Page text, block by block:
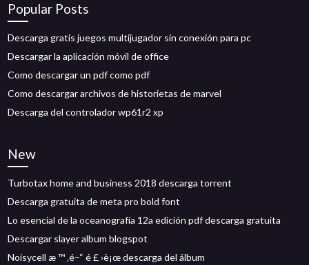
Popular Posts
Descarga gratis juegos multijugador sin conexión para pc
Descargar la aplicación móvil de office
Como descargar un pdf como pdf
Como descargar archivos de historietas de marvel
Descarga del controlador wp61r2 xp
New
Turbotax home and business 2018 descarga torrent
Descarga gratuita de meta pro bold font
Lo esencial de la oceanografía 12a edición pdf descarga gratuita
Descargar slayer album blogspot
Noisycell æ ™ ‚é–“ é £ ›è¡œ descarga del álbum